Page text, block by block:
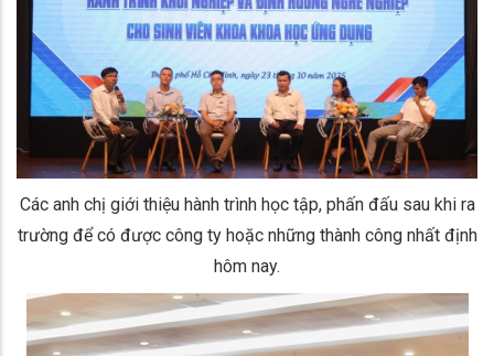
Các anh chị giới thiệu hành trình học tập, phấn đấu sau khi ra
trường để có được công ty hoặc những thành công nhất định
hôm nay.